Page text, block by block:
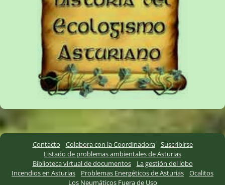
Contacto Colabora con la Coordinadora
Suscribirse
Listado de problemas ambientales de Asturias
Biblioteca virtual de documentos
La gestión del lobo
Incendios en Asturias
Problemas Energéticos de Asturias
Ocalitos
Los Neumáticos Fuera de Uso